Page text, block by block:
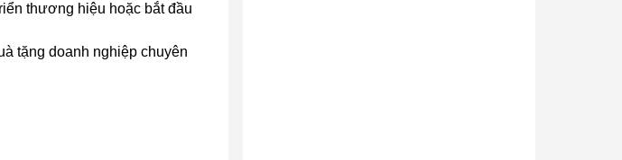
thương hiệu hoặc bắt đầu
tặng doanh nghiệp chuyên